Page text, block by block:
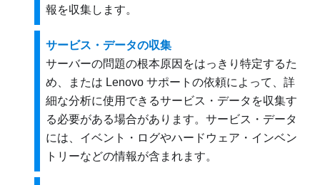
報を収集します。
サービス・データの収集
サーバーの問題の根本原因をはっきり特定するた
め、または Lenovo サポートの依頼によって、詳
細な分析に使用できるサービス・データを収集す
る必要がある場合があります。サービス・データ
には、イベント・ログやハードウェア・インベン
トリーなどの情報が含まれます。